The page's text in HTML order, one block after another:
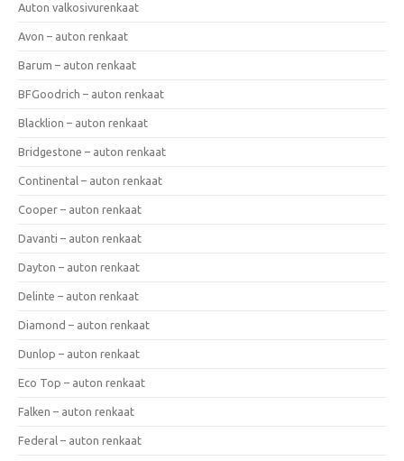
Auton valkosivurenkaat
Avon – auton renkaat
Barum – auton renkaat
BFGoodrich – auton renkaat
Blacklion – auton renkaat
Bridgestone – auton renkaat
Continental – auton renkaat
Cooper – auton renkaat
Davanti – auton renkaat
Dayton – auton renkaat
Delinte – auton renkaat
Diamond – auton renkaat
Dunlop – auton renkaat
Eco Top – auton renkaat
Falken – auton renkaat
Federal – auton renkaat